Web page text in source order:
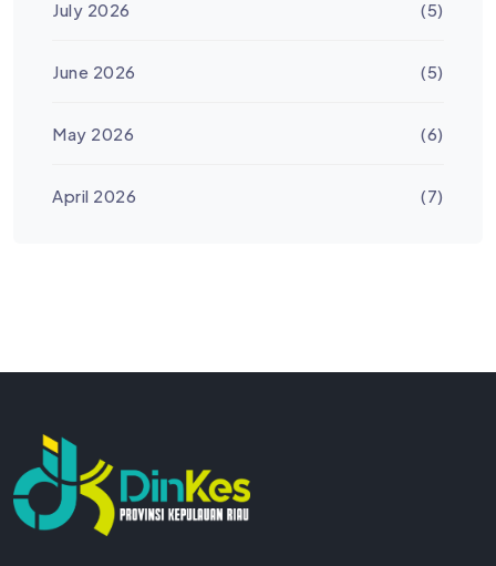
July 2026 (5)
June 2026 (5)
May 2026 (6)
April 2026 (7)